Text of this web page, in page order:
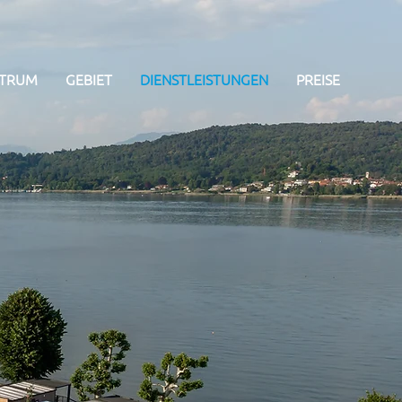
GEBIET DIENSTLEISTUNGEN PREISE